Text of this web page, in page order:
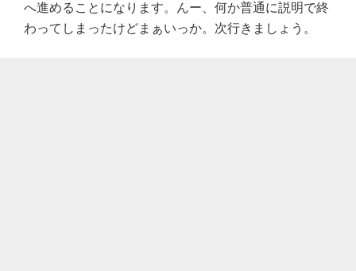
へ進めることになります。んー、何か普通に説明で終
わってしまったけどまぁいっか。次行きましょう。